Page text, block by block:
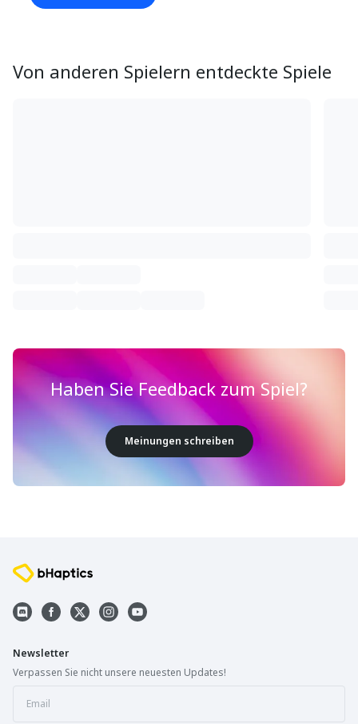
Von anderen Spielern entdeckte Spiele
Haben Sie Feedback zum Spiel?
Meinungen schreiben
Newsletter
Verpassen Sie nicht unsere neuesten Updates!